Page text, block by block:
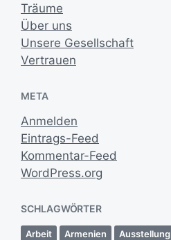
Träume
Über uns
Unsere Gesellschaft
Vertrauen
META
Anmelden
Eintrags-Feed
Kommentar-Feed
WordPress.org
SCHLAGWÖRTER
Arbeit Armenien Ausstellung